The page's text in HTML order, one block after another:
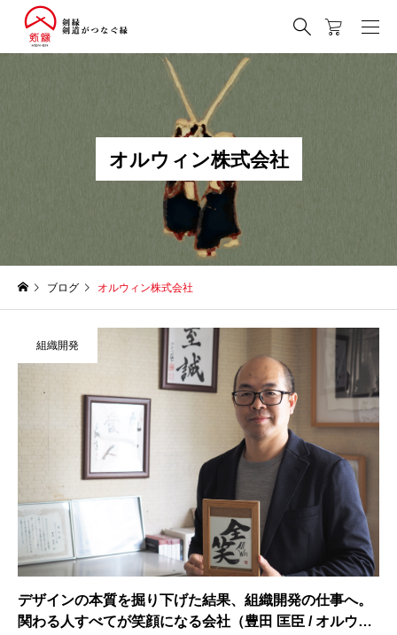
オルウ ィ ン株式会社
ブログ オルウィン株式会社
デザインの本質を掘り下げた結果、組織開発の仕事へ。
関わる人すべてが笑顔になる会社（豊田 匡臣 / オルウィ
組織開発